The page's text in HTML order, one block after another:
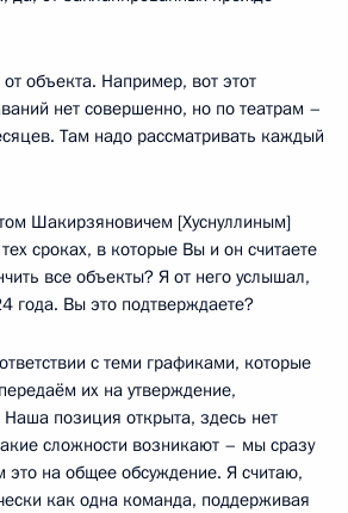
от объекта. Например, вот этот
нет совершенно, но по театрам –
Там надо рассматривать каждый
Шакирзяновичем [Хуснуллиным]
сроках, в которые Вы и он считаете
все объекты? Я от него услышал,
года. Вы это подтверждаете?
с теми графиками, которые
их на утверждение,
позиция открыта, здесь нет
сложности возникают – мы сразу
на общее обсуждение. Я считаю,
как одна команда, поддерживая